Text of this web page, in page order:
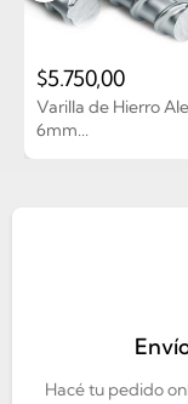
Varilla de Hierro
6mm...
$5.750,00
Hacé tu pedido